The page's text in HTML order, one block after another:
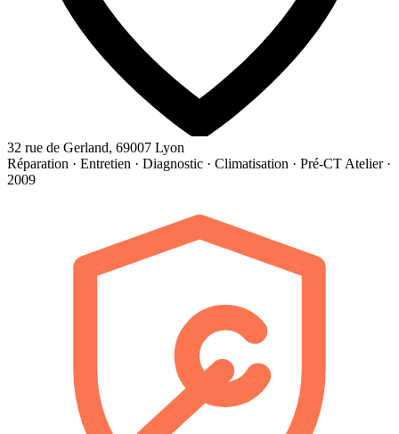
32 rue de Gerland, 69007 Lyon
Réparation · Entretien · Diagnostic · Climatisation · Pré-CT Atelier ·
2009